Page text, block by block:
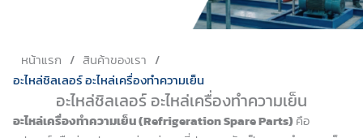
หน้าแรก / สินค้าของเรา /
อะไหล่ชิลเลอร์ อะไหล่เครื่องทำความเย็น
อะไหล่ชิลเลอร์ อะไหล่เครื่องทำความเย็น
อะไหล่เครื่องทำความเย็น (Refrigeration Spare Parts) คือ